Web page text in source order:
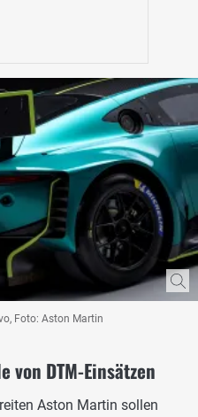
Foto: Aston Martin
von DTM-Einsätzen
Aston Martin sollen